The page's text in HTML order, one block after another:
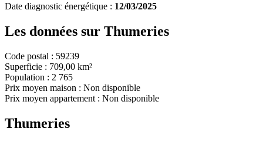
Date diagnostic énergétique : 12/03/2025
Les données sur Thumeries
Code postal : 59239
Superficie : 709,00 km²
Population : 2 765
Prix moyen maison : Non disponible
Prix moyen appartement : Non disponible
Thumeries